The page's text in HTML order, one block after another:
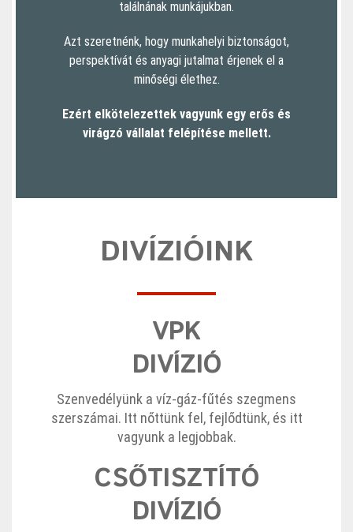
találnának munkájukban.
Azt szeretnénk, hogy munkahelyi biztonságot,
perspektívát és anyagi jutalmat érjenek el a
minőségi élethez.
Ezért elkötelezettek vagyunk egy erős és
virágzó vállalat felépítése mellett.
DIVÍZIÓINK
VPK
DIVÍZIÓ
Szenvedélyünk a víz-gáz-fűtés szegmens
szerszámai. Itt nőttünk fel, fejlődtünk, és itt
vagyunk a legjobbak.
CSŐTISZTÍTÓ
DIVÍZIÓ